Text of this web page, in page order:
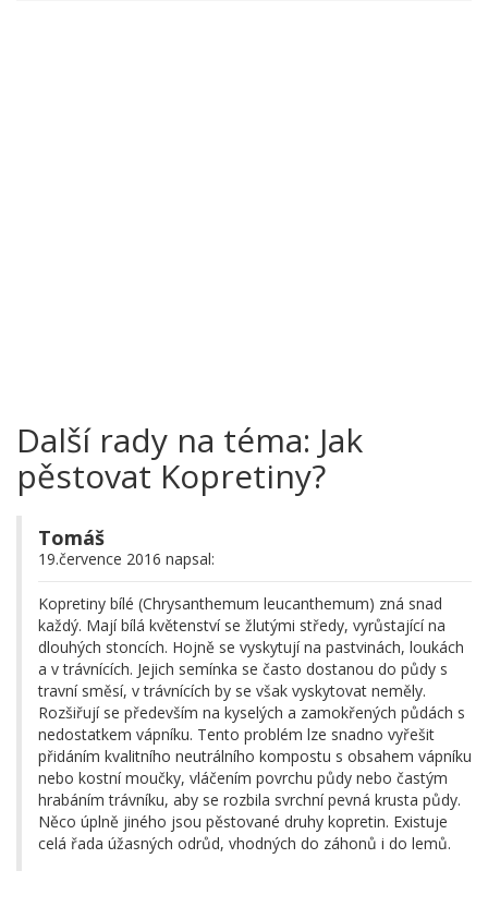
Další rady na téma: Jak
pěstovat Kopretiny?
Tomáš
19.července 2016 napsal:
Kopretiny bílé (Chrysanthemum leucanthemum) zná snad
každý. Mají bílá květenství se žlutými středy, vyrůstající na
dlouhých stoncích. Hojně se vyskytují na pastvinách, loukách
a v trávnících. Jejich semínka se často dostanou do půdy s
travní směsí, v trávnících by se však vyskytovat neměly.
Rozšiřují se především na kyselých a zamokřených půdách s
nedostatkem vápníku. Tento problém lze snadno vyřešit
přidáním kvalitního neutrálního kompostu s obsahem vápníku
nebo kostní moučky, vláčením povrchu půdy nebo častým
hrabáním trávníku, aby se rozbila svrchní pevná krusta půdy.
Něco úplně jiného jsou pěstované druhy kopretin. Existuje
celá řada úžasných odrůd, vhodných do záhonů i do lemů.